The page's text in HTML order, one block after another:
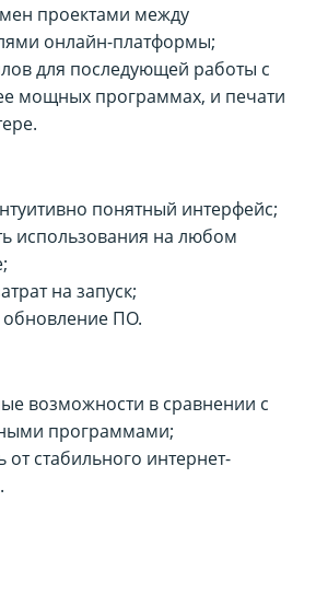
проектами между
онлайн-платформы;
для последующей работы с
мощных программах, и печати
понятный интерфейс;
использования на любом
на запуск;
обновление ПО.
возможности в сравнении с
программами;
от стабильного интернет-